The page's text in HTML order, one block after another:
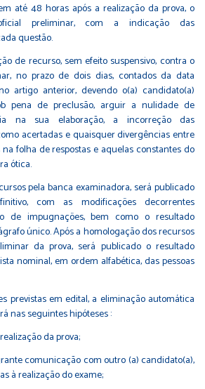
até 48 horas após a realização da prova, o
preliminar, com a indicação das
questão.
de recurso, sem efeito suspensivo, contra o
no prazo de dois dias, contados da data
artigo anterior, devendo o(a) candidato(a)
pena de preclusão, arguir a nulidade de
na sua elaboração, a incorreção das
acertadas e quaisquer divergências entre
folha de respostas e aquelas constantes do
ótica.
pela banca examinadora, será publicado
com as modificações decorrentes
de impugnações, bem como o resultado
único. Após a homologação dos recursos
da prova, será publicado o resultado
nominal, em ordem alfabética, das pessoas
previstas em edital, a eliminação automática
nas seguintes hipóteses :
da prova;
comunicação com outro (a) candidato(a),
à realização do exame;